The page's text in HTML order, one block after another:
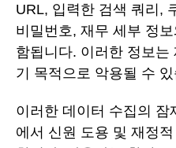
URL, 입력한 검색 쿼리,
비밀번호, 재무 세부 정
함됩니다. 이러한 정보
기 목적으로 악용될 수
이러한 데이터 수집의 잠
에서 신원 도용 및 재정